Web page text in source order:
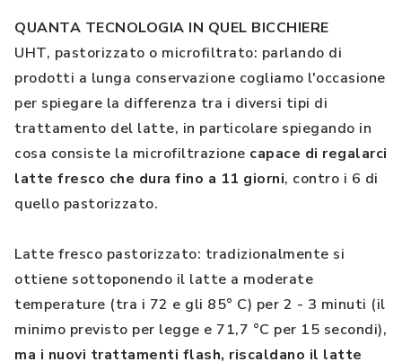
QUANTA TECNOLOGIA IN QUEL BICCHIERE
UHT, pastorizzato o microfiltrato: parlando di
prodotti a lunga conservazione cogliamo l'occasione
per spiegare la differenza tra i diversi tipi di
trattamento del latte, in particolare spiegando in
cosa consiste la microfiltrazione capace di regalarci
latte fresco che dura fino a 11 giorni, contro i 6 di
quello pastorizzato.
Latte fresco pastorizzato: tradizionalmente si
ottiene sottoponendo il latte a moderate
temperature (tra i 72 e gli 85° C) per 2 - 3 minuti (il
minimo previsto per legge e 71,7 °C per 15 secondi),
ma i nuovi trattamenti flash, riscaldano il latte